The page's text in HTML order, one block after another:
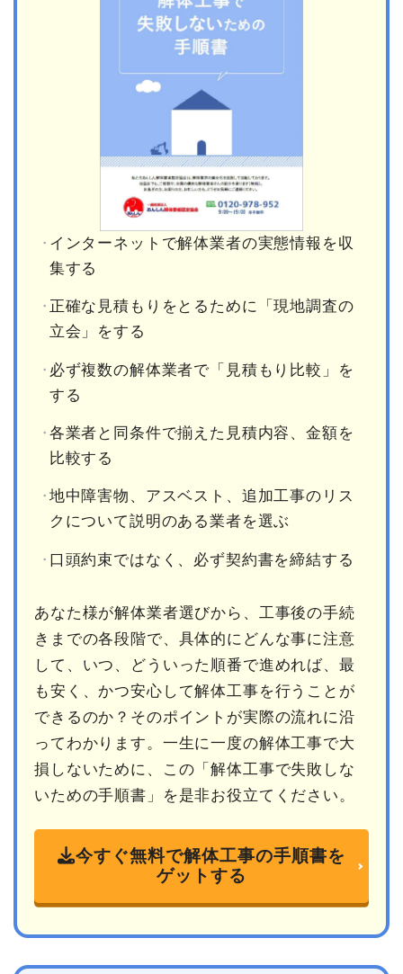
インターネットで解体業者の実態情報を収
集する
正確な見積もりをとるために「現地調査の
立会」をする
必ず複数の解体業者で「見積もり比較」を
する
各業者と同条件で揃えた見積内容、金額を
比較する
地中障害物、アスベスト、追加工事のリス
クについて説明のある業者を選ぶ
口頭約束ではなく、必ず契約書を締結する
あなた様が解体業者選びから、工事後の手続
きまでの各段階で、具体的にどんな事に注意
して、いつ、どういった順番で進めれば、最
も安く、かつ安心して解体工事を行うことが
できるのか？そのポイントが実際の流れに沿
ってわかります。一生に一度の解体工事で大
損しないために、この「解体工事で失敗しな
いための手順書」を是非お役立てください。
今すぐ無料で解体工事の手順書を
ゲットする